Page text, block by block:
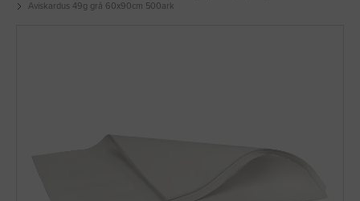
Aviskardus 49g grå 60x90cm 500ark